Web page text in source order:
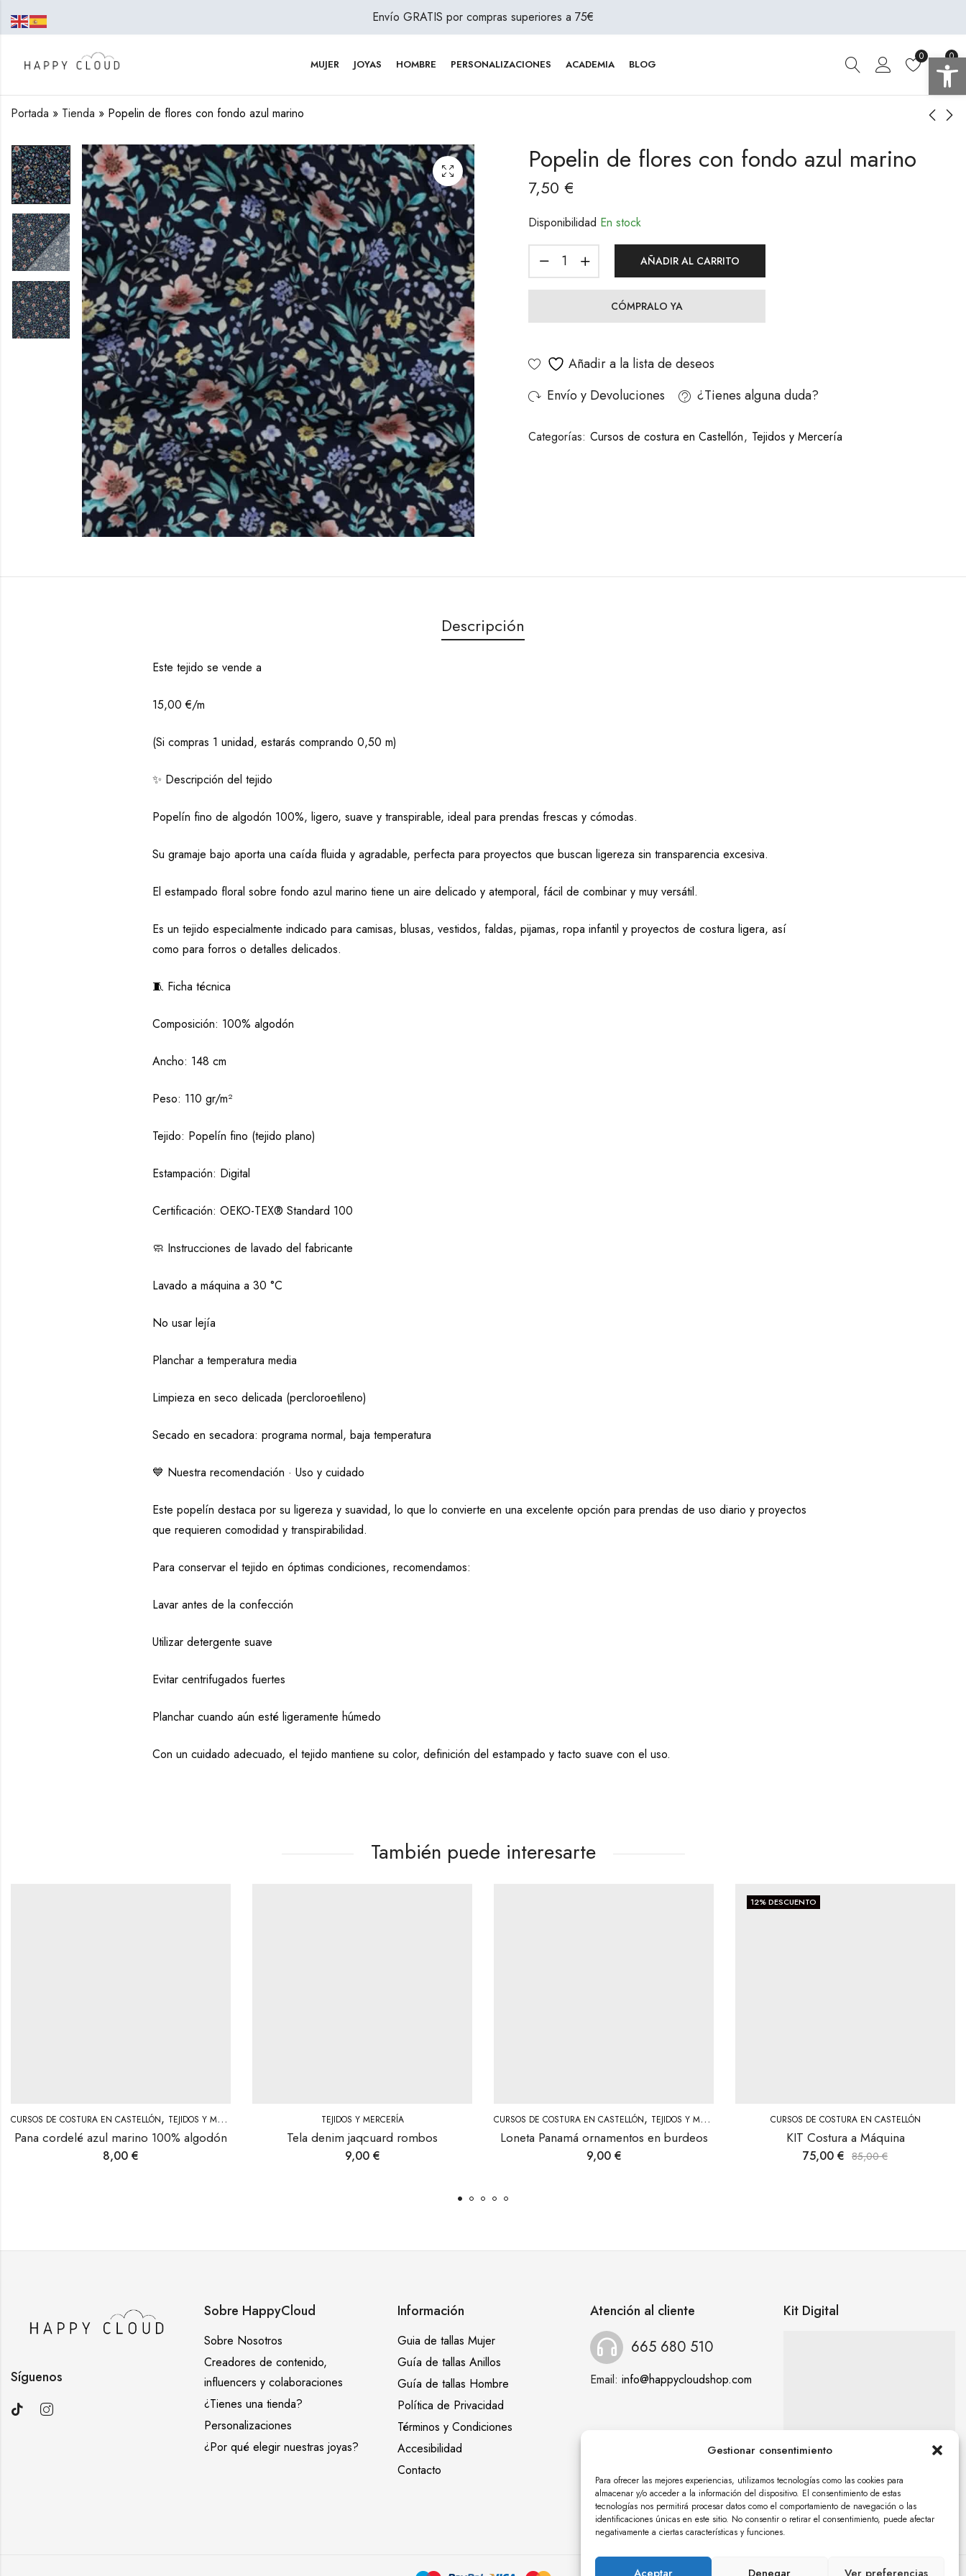
Abrir
Gestionar consentimiento
Para ofrecer las mejores experiencias, utilizamos tecnologías como las cookies para
almacenar y/o acceder a la información del dispositivo. El consentimiento de estas
tecnologías nos permitirá procesar datos como el comportamiento de navegación o las
identificaciones únicas en este sitio. No consentir o retirar el consentimiento, puede afectar
negativamente a ciertas características y funciones.
Aceptar Denegar Ver preferencias
Envío GRATIS por compras superiores a 75€
MUJER JOYAS HOMBRE PERSONALIZACIONES ACADEMIA BLOG
0 0
Portada » Tienda » Popelin de flores con fondo azul marino
Polipiel trenzada
negra
Loneta Panamá
ornamentos en
Popelin de flores con fondo azul marino
7,50 €
Disponibilidad En stock
AÑADIR AL CARRITO
CÓMPRALO YA
Añadir a la lista de deseos
Envío y Devoluciones
¿Tienes alguna duda?
Categorías: Cursos de costura en Castellón, Tejidos y Mercería
Descripción
Este tejido se vende a
15,00 €/m
(Si compras 1 unidad, estarás comprando 0,50 m)
✨ Descripción del tejido
Popelín fino de algodón 100%, ligero, suave y transpirable, ideal para prendas frescas y cómodas.
Su gramaje bajo aporta una caída fluida y agradable, perfecta para proyectos que buscan ligereza sin transparencia excesiva.
El estampado floral sobre fondo azul marino tiene un aire delicado y atemporal, fácil de combinar y muy versátil.
Es un tejido especialmente indicado para camisas, blusas, vestidos, faldas, pijamas, ropa infantil y proyectos de costura ligera, así
como para forros o detalles delicados.
🧵 Ficha técnica
Composición: 100% algodón
Ancho: 148 cm
Peso: 110 gr/m²
Tejido: Popelín fino (tejido plano)
Estampación: Digital
Certificación: OEKO-TEX® Standard 100
🧼 Instrucciones de lavado del fabricante
Lavado a máquina a 30 °C
No usar lejía
Planchar a temperatura media
Limpieza en seco delicada (percloroetileno)
Secado en secadora: programa normal, baja temperatura
💙 Nuestra recomendación · Uso y cuidado
Este popelín destaca por su ligereza y suavidad, lo que lo convierte en una excelente opción para prendas de uso diario y proyectos
que requieren comodidad y transpirabilidad.
Para conservar el tejido en óptimas condiciones, recomendamos:
Lavar antes de la confección
Utilizar detergente suave
Evitar centrifugados fuertes
Planchar cuando aún esté ligeramente húmedo
Con un cuidado adecuado, el tejido mantiene su color, definición del estampado y tacto suave con el uso.
También puede interesarte
CURSOS DE COSTURA EN CASTELLÓN, TEJIDOS Y MERCERÍA
Pana cordelé azul marino 100% algodón
8,00 €
TEJIDOS Y MERCERÍA
Tela denim jaqcuard rombos
9,00 €
CURSOS DE COSTURA EN CASTELLÓN, TEJIDOS Y MERCERÍA
Loneta Panamá ornamentos en burdeos
9,00 €
12% DESCUENTO
CURSOS DE COSTURA EN CASTELLÓN
KIT Costura a Máquina
75,00 € 85,00€
Síguenos
Sobre HappyCloud
Sobre Nosotros
Creadores de contenido,
influencers y colaboraciones
¿Tienes una tienda?
Personalizaciones
¿Por qué elegir nuestras joyas?
Información
Guia de tallas Mujer
Guía de tallas Anillos
Guía de tallas Hombre
Política de Privacidad
Términos y Condiciones
Accesibilidad
Contacto
Atención al cliente
665 680 510
Email: info@happycloudshop.com
Kit Digital